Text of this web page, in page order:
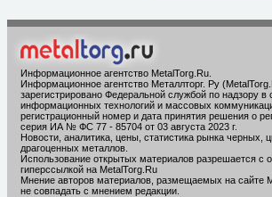
Информационное агентство MetalTorg.Ru
Информационное агентство Металлторг. Ру
зарегистрировано Федеральной службой по надзору в
информационных технологий и массовых
регистрационный номер и дата принятия решения о
серия ИА № ФС 77 - 85704 от 03 августа 2023 г.
Новости, аналитика, цены, статистика рынка черных,
драгоценных металлов.
Использование открытых материалов разрешается с
гиперссылкой на MetalTorg.Ru
Мнение авторов материалов, размещаемых на сайте
не совпадать с мнением редакции.